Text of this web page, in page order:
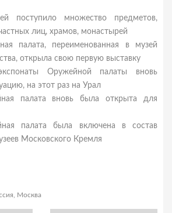
поступило множество предметов,
лиц, храмов, монастырей
палата, переименованная в музей
открыла свою первую выставку
Оружейной палаты вновь
на этот раз на Урал
палата вновь была открыта для
палата была включена в состав
Московского Кремля
Москва